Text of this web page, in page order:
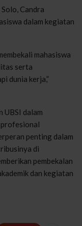
Candra
dalam kegiatan
mahasiswa
serta
dunia kerja,”
UBSI dalam
profesional
penting dalam
di
pembekalan
dan kegiatan